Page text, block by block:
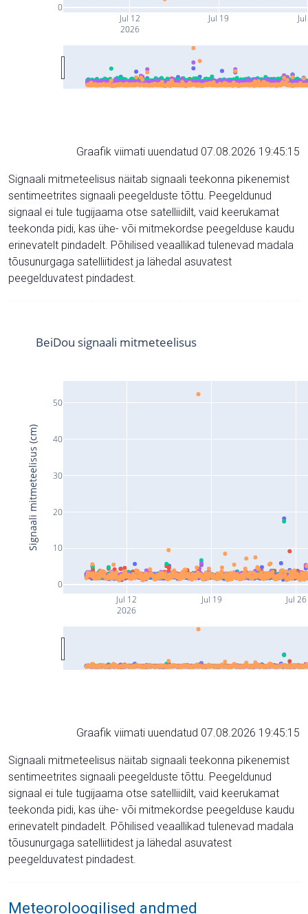
Jul 12
2026
Jul 19
0
Graafik viimati uuendatud 07.08.2026 19:45:15
Signaali mitmeteelisus näitab signaali teekonna pikenemist
sentimeetrites signaali peegelduste tõttu. Peegeldunud
signaal ei tule tugijaama otse satelliidilt, vaid keerukamat
teekonda pidi, kas ühe- või mitmekordse peegelduse kaudu
erinevatelt pindadelt. Põhilised veaallikad tulenevad madala
tõusunurgaga satelliitidest ja lähedal asuvatest
peegelduvatest pindadest.
Jul 12
2026
Jul 19 Jul 26
0
10
20
30
40
50
BeiDou signaali mitmeteelisus
Signaali mitmeteelisus (cm)
Graafik viimati uuendatud 07.08.2026 19:45:15
Signaali mitmeteelisus näitab signaali teekonna pikenemist
sentimeetrites signaali peegelduste tõttu. Peegeldunud
signaal ei tule tugijaama otse satelliidilt, vaid keerukamat
teekonda pidi, kas ühe- või mitmekordse peegelduse kaudu
erinevatelt pindadelt. Põhilised veaallikad tulenevad madala
tõusunurgaga satelliitidest ja lähedal asuvatest
peegelduvatest pindadest.
Meteoroloogilised andmed